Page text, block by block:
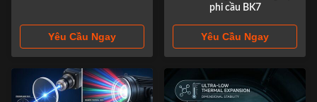
Yêu Cầu Ngay
phi cầu BK7
Yêu Cầu Ngay